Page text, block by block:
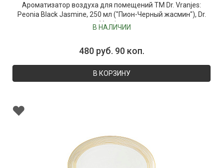
Ароматизатор воздуха для помещений ТМ Dr. Vranjes:
Peonia Black Jasmine, 250 мл ("Пион-Черный жасмин"), Dr.
Vranjes
В НАЛИЧИИ
480 руб. 90 коп.
В КОРЗИНУ